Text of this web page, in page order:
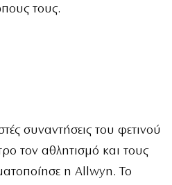
τους.
συναντήσεις του φετινού
τον αθλητισμό και τους
η Allwyn. Το